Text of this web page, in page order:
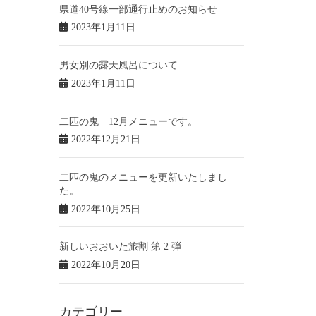
県道40号線一部通行止めのお知らせ
2023年1月11日
男女別の露天風呂について
2023年1月11日
二匹の鬼 12月メニューです。
2022年12月21日
二匹の鬼のメニューを更新いたしまし
た。
2022年10月25日
新しいおおいた旅割 第 2 弾
2022年10月20日
カテゴリー